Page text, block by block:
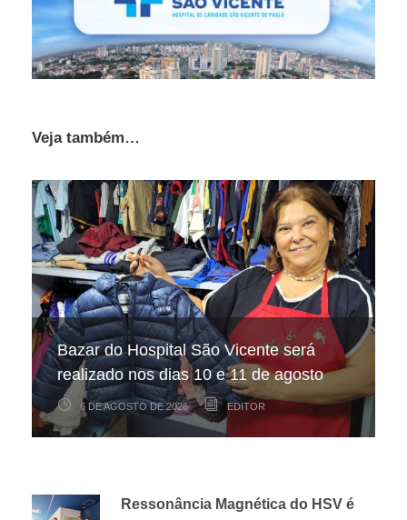
Veja também…
Bazar do Hospital São Vicente será
realizado nos dias 10 e 11 de agosto
6 DE AGOSTO DE 2026 EDITOR
Hospital São Vicente participa de
mapeamento nacional sobre câncer
infantojuvenil
6 DE AGOSTO DE 2026 EDITOR
Hospital São Vicente expande
arrecadação de cupons fiscais pela
Nota Fiscal Paulista
3 DE AGOSTO DE 2026 EDITOR
Ressonância Magnética do HSV é